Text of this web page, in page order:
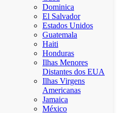
Dominica
El Salvador
Estados Unidos
Guatemala
Haiti
Honduras
Ilhas Menores
Distantes dos EUA
Ilhas Virgens
Americanas
Jamaica
México